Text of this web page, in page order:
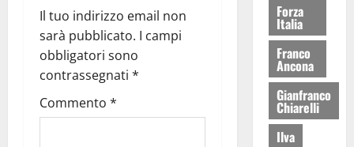
Il tuo indirizzo email non
sarà pubblicato. I campi
obbligatori sono
contrassegnati *
Commento *
Forza
Italia
Franco
Ancona
Gianfranco
Chiarelli
Ilva